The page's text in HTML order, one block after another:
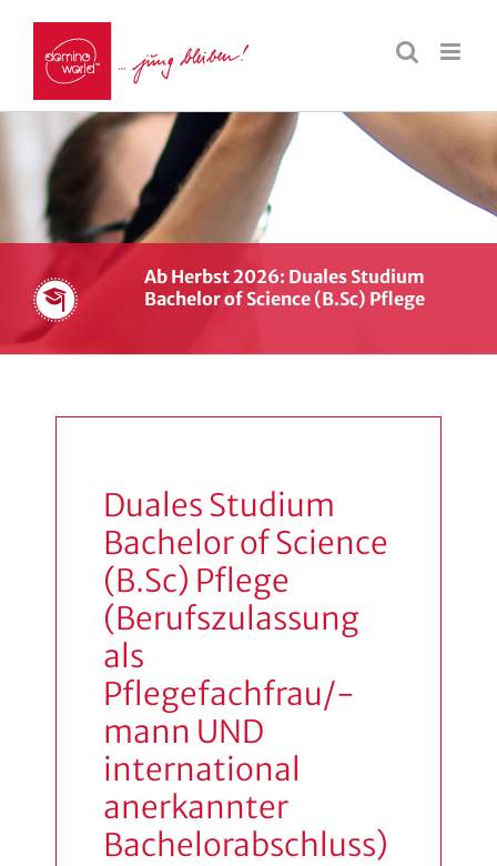
Ab Herbst 2026: Duales Studium
Bachelor of Science (B.Sc) Pflege
Duales Studium
Bachelor of Science
(B.Sc) Pflege
(Berufszulassung
als
Pflegefachfrau/-
mann UND
international
anerkannter
Bachelorabschluss)